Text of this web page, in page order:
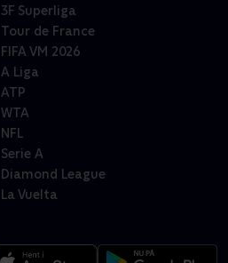
3F Superliga
Tour de France
FIFA VM 2026
A Liga
ATP
WTA
NFL
Serie A
Diamond League
La Vuelta